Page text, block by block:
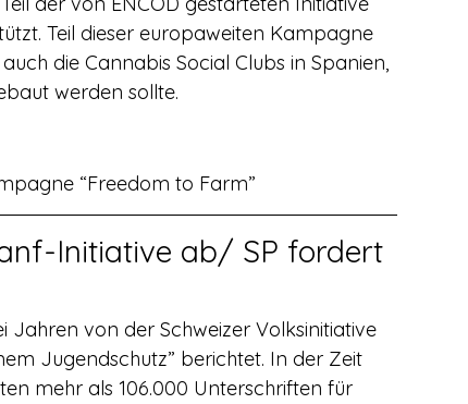
Teil dieser europaweiten Kampagne
die Cannabis Social Clubs in Spanien,
werden sollte.
“Freedom to Farm”
Initiative ab/ SP fordert
von der Schweizer Volksinitiative
Jugendschutz” berichtet. In der Zeit
mehr als 106.000 Unterschriften für